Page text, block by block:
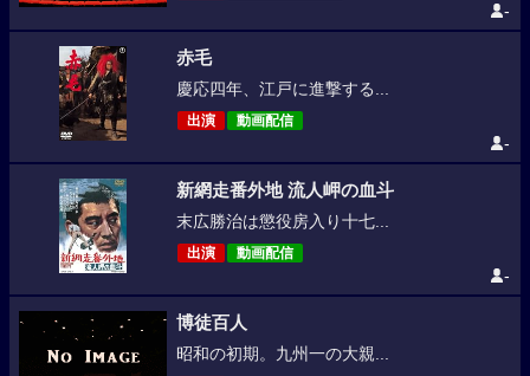
-
赤毛
慶応四年、江戸に進撃する...
出演 動画配信
-
新網走番外地 流人岬の血斗
末広勝治は懲役房入り十七...
出演 動画配信
-
博徒百人
昭和の初期。九州一の大親...